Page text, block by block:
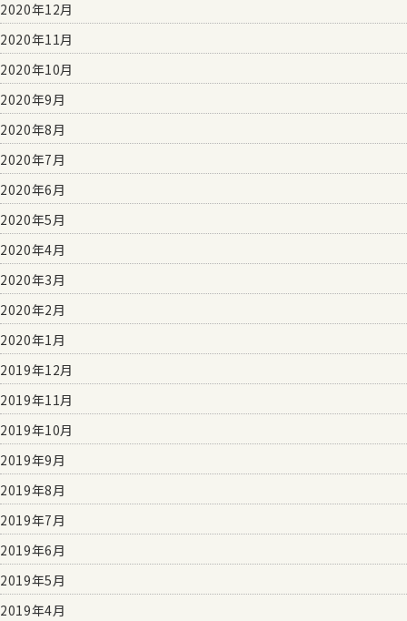
2020年12月
2020年11月
2020年10月
2020年9月
2020年8月
2020年7月
2020年6月
2020年5月
2020年4月
2020年3月
2020年2月
2020年1月
2019年12月
2019年11月
2019年10月
2019年9月
2019年8月
2019年7月
2019年6月
2019年5月
2019年4月